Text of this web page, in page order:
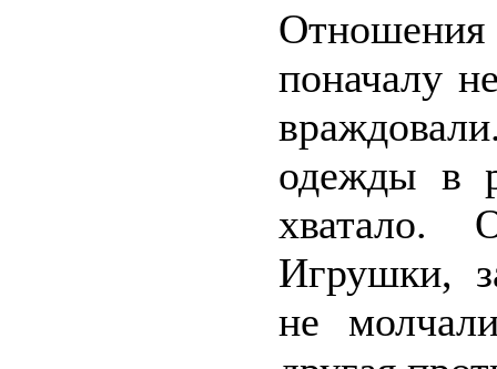
поначалу
одежды в
хватало.
Игрушки,
не